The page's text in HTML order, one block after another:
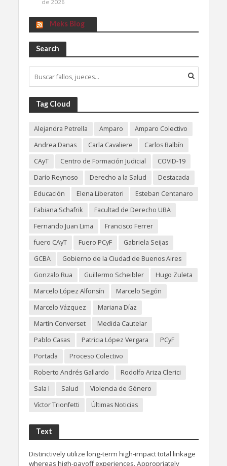
de 2026
Meks Blog
Search
Tag Cloud
Alejandra Petrella Amparo
Amparo Colectivo
Andrea Danas
Carla Cavaliere
Carlos Balbín
CAyT
Centro de Formación Judicial
COVID-19
Darío Reynoso
Derecho a la Salud
Destacada
Educación
Elena Liberatori
Esteban Centanaro
Fabiana Schafrik
Facultad de Derecho UBA
Fernando Juan Lima
Francisco Ferrer
fuero CAyT
Fuero PCyF
Gabriela Seijas
GCBA
Gobierno de la Ciudad de Buenos Aires
Gonzalo Rua
Guillermo Scheibler
Hugo Zuleta
Marcelo López Alfonsín
Marcelo Segón
Marcelo Vázquez
Mariana Díaz
Martín Converset
Medida Cautelar
Pablo Casas
Patricia López Vergara
PCyF
Portada
Proceso Colectivo
Roberto Andrés Gallardo
Rodolfo Ariza Clerici
Sala I
Salud
Violencia de Género
Víctor Trionfetti
Últimas Noticias
Text
Distinctively utilize long-term high-impact total linkage
whereas high-payoff experiences. Appropriately